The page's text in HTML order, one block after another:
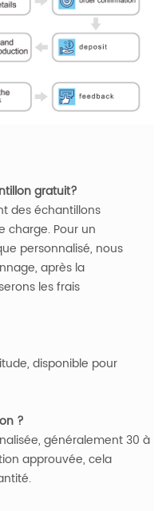
gratuit?
des échantillons
charge. Pour un
personnalisé, nous
après la
les frais
disponible pour
?
généralement 30 à
approuvée, cela